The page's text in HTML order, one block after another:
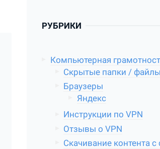
РУБРИКИ
Компьютерная
Скрытые папки / файлы
Браузеры
Яндекс
Инструкции по VPN
Отзывы о VPN
Скачивание контента с